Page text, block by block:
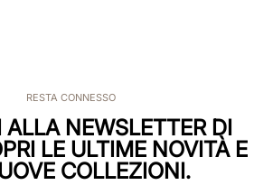
RESTA CONNESSO
ALLA NEWSLETTER DI
LE ULTIME NOVITÀ E
COLLEZIONI.